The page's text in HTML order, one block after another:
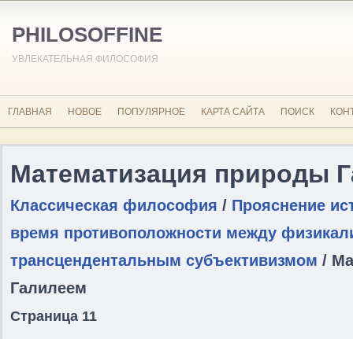
PHILOSOFFINE
УВЛЕКАТЕЛЬНАЯ ФИЛОСОФИЯ
ГЛАВНАЯ НОВОЕ ПОПУЛЯРНОЕ КАРТА САЙТА ПОИСК
Математизация природы
Классическая философия / Прояснение
время противоположности между
трансцендентальным субъективизмом /
Галилеем
Страница 11